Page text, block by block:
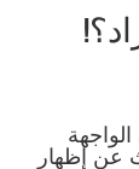
عن إظهار